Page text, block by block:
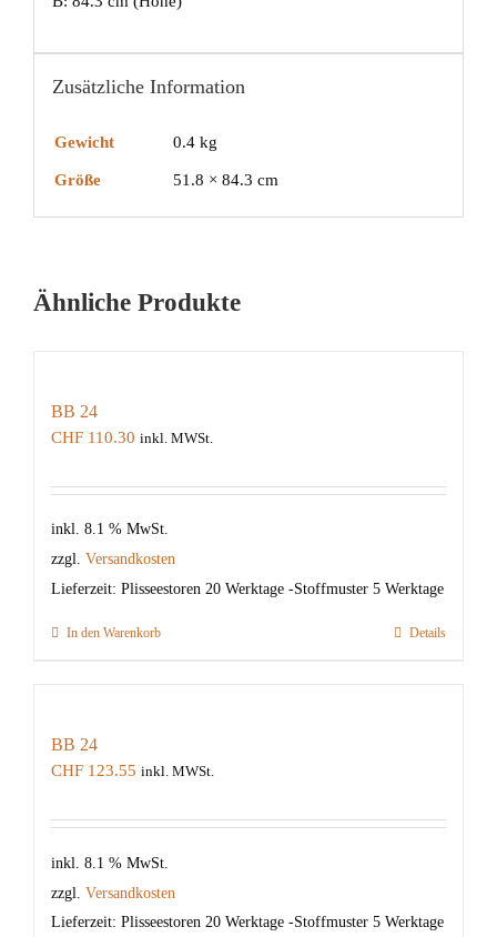
Zusätzliche Information
Gewicht 0.4 kg
Größe 51.8 × 84.3 cm
Ähnliche Produkte
BB 24
CHF 110.30 inkl. MWSt.
inkl. 8.1 % MwSt.
zzgl. Versandkosten
Lieferzeit: Plisseestoren 20 Werktage -Stoffmuster 5 Werktage
In den Warenkorb Details
BB 24
CHF 123.55 inkl. MWSt.
inkl. 8.1 % MwSt.
zzgl. Versandkosten
Lieferzeit: Plisseestoren 20 Werktage -Stoffmuster 5 Werktage